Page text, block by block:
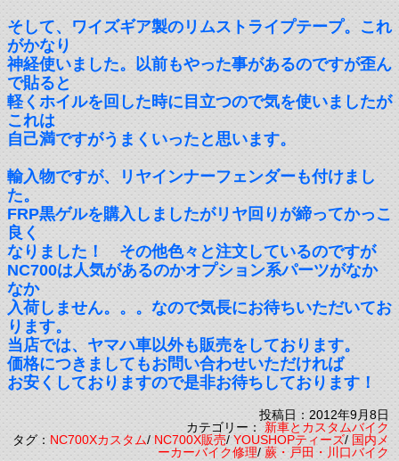
そして、ワイズギア製のリムストライプテープ。これ
がかなり
神経使いました。以前もやった事があるのですが歪ん
で貼ると
軽くホイルを回した時に目立つので気を使いましたが
これは
自己満ですがうまくいったと思います。
輸入物ですが、リヤインナーフェンダーも付けまし
た。
FRP黒ゲルを購入しましたがリヤ回りが締ってかっこ
良く
なりました！ その他色々と注文しているのですが
NC700は人気があるのかオプション系パーツがなか
なか
入荷しません。。。なので気長にお待ちいただいてお
ります。
当店では、ヤマハ車以外も販売をしております。
価格につきましてもお問い合わせいただければ
お安くしておりますので是非お待ちしております！
投稿日：2012年9月8日
カテゴリー：新車とカスタムバイク
タグ：NC700Xカスタム/NC700X販売/YOUSHOPティーズ/国内メ
ーカーバイク修理/蕨・戸田・川口バイク